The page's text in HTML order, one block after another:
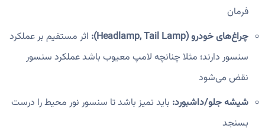
فرمان
چراغ‌های خودرو (Headlamp, Tail Lamp):
اثر مستقیم بر عملکرد
سنسور دارند؛ مثلا چنانچه لامپ معیوب باشد عملکرد سنسور
نقض می‌شود
شیشه جلو/داشبورد: باید تمیز باشد تا سنسور نور محیط را درست
بسنجد